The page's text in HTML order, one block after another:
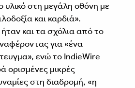
υλικό στη μεγάλη οθόνη με
και καρδιά».
και τα σχόλια από το
για «ένα
ενώ το IndieWire
ορισμένες μικρές
στη διαδρομή, «η